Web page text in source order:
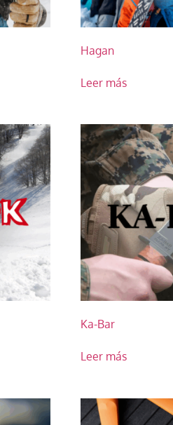
Hagan
Leer más
Ka-Bar
Leer más